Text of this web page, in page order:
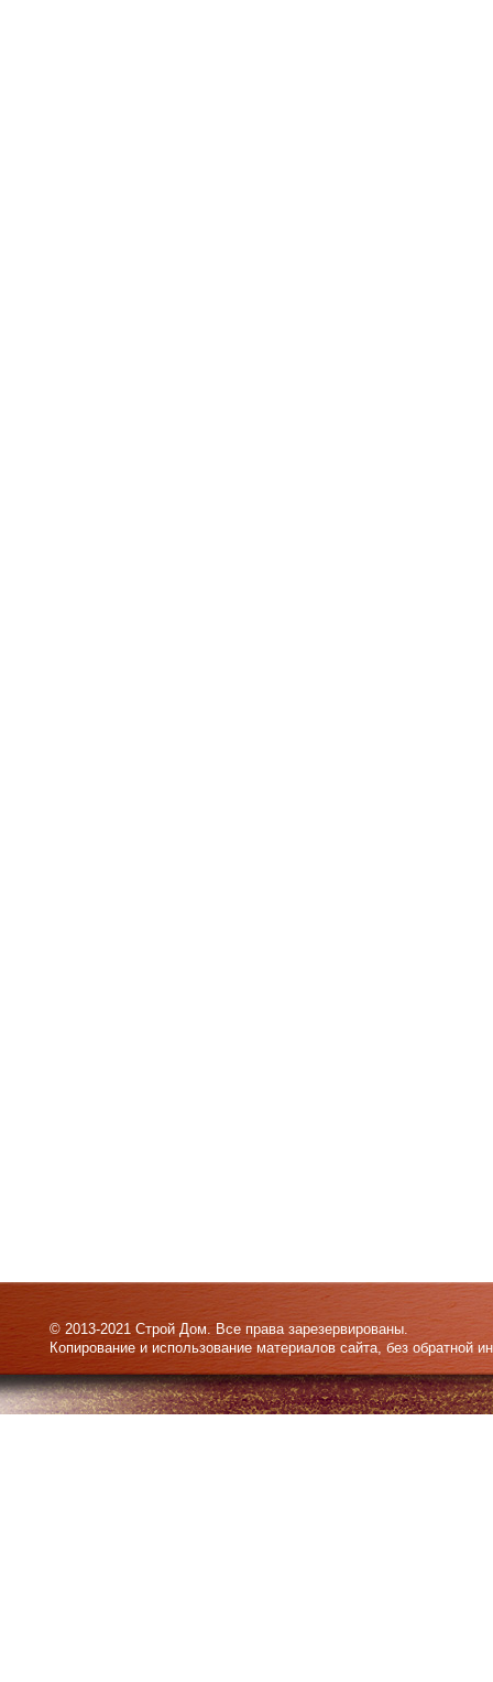
© 2013-2021 Строй Дом. Все права зарезервированы.
Копирование и использование материалов сайта, без обратной